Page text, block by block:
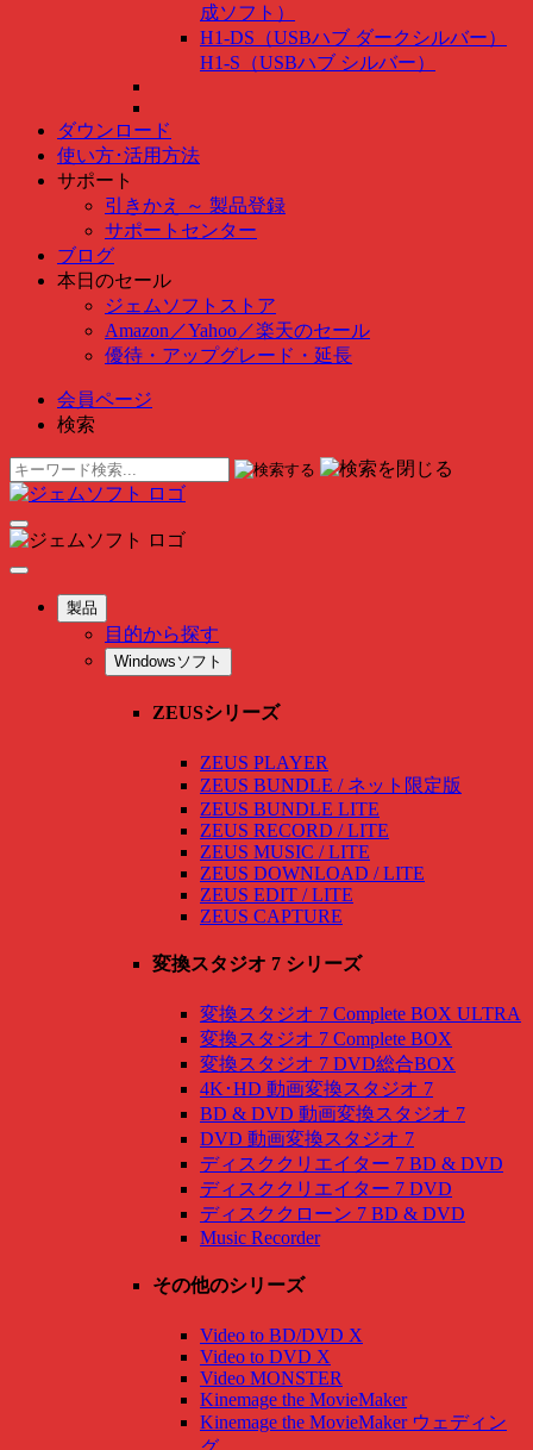
成ソフト）
H1-DS（USBハブ ダークシルバー）
H1-S（USBハブ シルバー）
ダウンロード
使い方･活用方法
サポート
引きかえ ～ 製品登録
サポートセンター
ブログ
本日のセール
ジェムソフトストア
Amazon ／Yahoo ／楽天のセール
優待・アップグレード・延長
会員ページ
検索
製品
目的から探す
Windowsソフト
ZEUSシリーズ
ZEUS PLAYER
ZEUS BUNDLE / ネット限定版
ZEUS BUNDLE LITE
ZEUS RECORD / LITE
ZEUS MUSIC / LITE
ZEUS DOWNLOAD / LITE
ZEUS EDIT / LITE
ZEUS CAPTURE
変換スタジオ 7 シリーズ
変換スタジオ 7 Complete BOX ULTRA
変換スタジオ 7 Complete BOX
変換スタジオ 7 DVD総合BOX
4K･HD 動画変換スタジオ 7
BD & DVD 動画変換スタジオ 7
DVD 動画変換スタジオ 7
ディスククリエイター 7 BD & DVD
ディスククリエイター 7 DVD
ディスククローン 7 BD & DVD
Music Recorder
その他のシリーズ
Video to BD/DVD X
Video to DVD X
Video MONSTER
Kinemage the MovieMaker
Kinemage the MovieMaker ウェディン